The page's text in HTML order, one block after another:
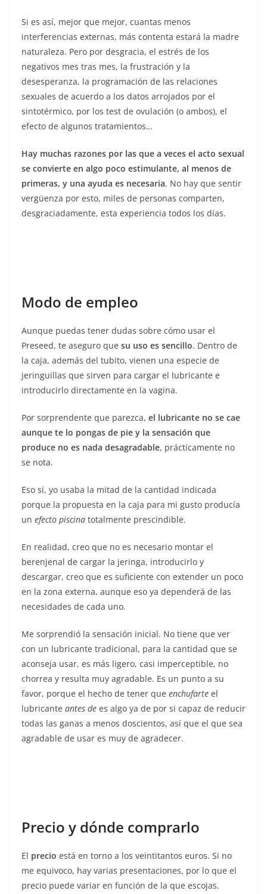
Si es así, mejor que mejor, cuantas menos
interferencias externas, más contenta estará la madre
naturaleza. Pero por desgracia, el estrés de los
negativos mes tras mes, la frustración y la
desesperanza, la programación de las relaciones
sexuales de acuerdo a los datos arrojados por el
sintotérmico, por los test de ovulación (o ambos), el
efecto de algunos tratamientos…
Hay muchas razones por las que a veces el acto sexual
se convierte en algo poco estimulante, al menos de
primeras, y una ayuda es necesaria. No hay que sentir
vergüenza por esto, miles de personas comparten,
desgraciadamente, esta experiencia todos los días.
Modo de empleo
Aunque puedas tener dudas sobre cómo usar el
Preseed, te aseguro que su uso es sencillo. Dentro de
la caja, además del tubito, vienen una especie de
jeringuillas que sirven para cargar el lubricante e
introducirlo directamente en la vagina.
Por sorprendente que parezca, el lubricante no se cae
aunque te lo pongas de pie y la sensación que
produce no es nada desagradable, prácticamente no
se nota.
Eso sí, yo usaba la mitad de la cantidad indicada
porque la propuesta en la caja para mi gusto producía
un efecto piscina totalmente prescindible.
En realidad, creo que no es necesario montar el
berenjenal de cargar la jeringa, introducirlo y
descargar, creo que es suficiente con extender un poco
en la zona externa, aunque eso ya dependerá de las
necesidades de cada uno.
Me sorprendió la sensación inicial. No tiene que ver
con un lubricante tradicional, para la cantidad que se
aconseja usar, es más ligero, casi imperceptible, no
chorrea y resulta muy agradable. Es un punto a su
favor, porque el hecho de tener que enchufarte el
lubricante antes de es algo ya de por si capaz de reducir
todas las ganas a menos doscientos, así que el que sea
agradable de usar es muy de agradecer.
Precio y dónde comprarlo
El precio está en torno a los veintitantos euros. Si no
me equivoco, hay varias presentaciones, por lo que el
precio puede variar en función de la que escojas.